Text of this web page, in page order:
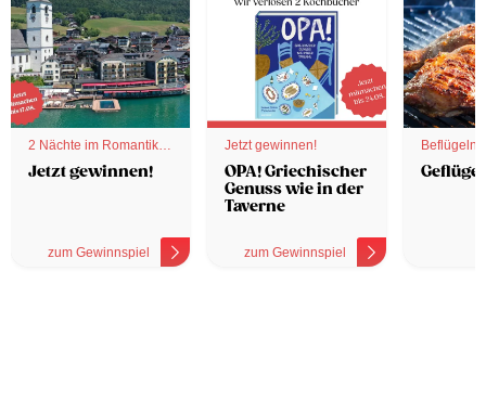
2 Nächte im Romantik
Hotel
Jetzt gewinnen!
zum Gewinnspiel
Jetzt gewinnen!
OPA! Griechischer
Genuss wie in der
Taverne
zum Gewinnspiel